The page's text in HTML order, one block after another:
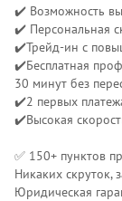
✔️ Возможность
✔️ Персональная
✔️Трейд-ин с
✔️Бесплатная
30 минут без
✔️2 первых
✔️Высокая
✅ 150+ пунктов
Никаких скруток,
Юридическая